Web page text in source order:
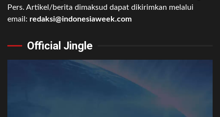
Pers. Artikel/berita dimaksud dapat dikirimkan melalui
email: redaksi@indonesiaweek.com
Official Jingle